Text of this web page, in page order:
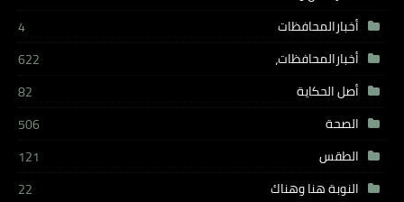
أخبارالمحافظات
4
أخبارالمحافظات،
622
أصل الحكاية
82
الصحة
506
الطقس
121
النوبة هنا وهناك
22